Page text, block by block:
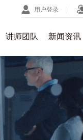
用户登录
防错/SOP）
应链/成本控制)
智能/数字化）
业务场景解
采购/
提供敏
讲师团队
组织设计
经验内化
薪酬设计
新闻资讯